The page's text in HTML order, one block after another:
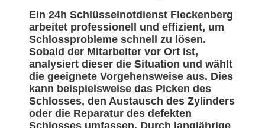
Ein 24h Schlüsselnotdienst Fleckenberg
arbeitet professionell und effizient, um
Schlossprobleme schnell zu lösen.
Sobald der Mitarbeiter vor Ort ist,
analysiert dieser die Situation und wählt
die geeignete Vorgehensweise aus. Dies
kann beispielsweise das Picken des
Schlosses, den Austausch des Zylinders
oder die Reparatur des defekten